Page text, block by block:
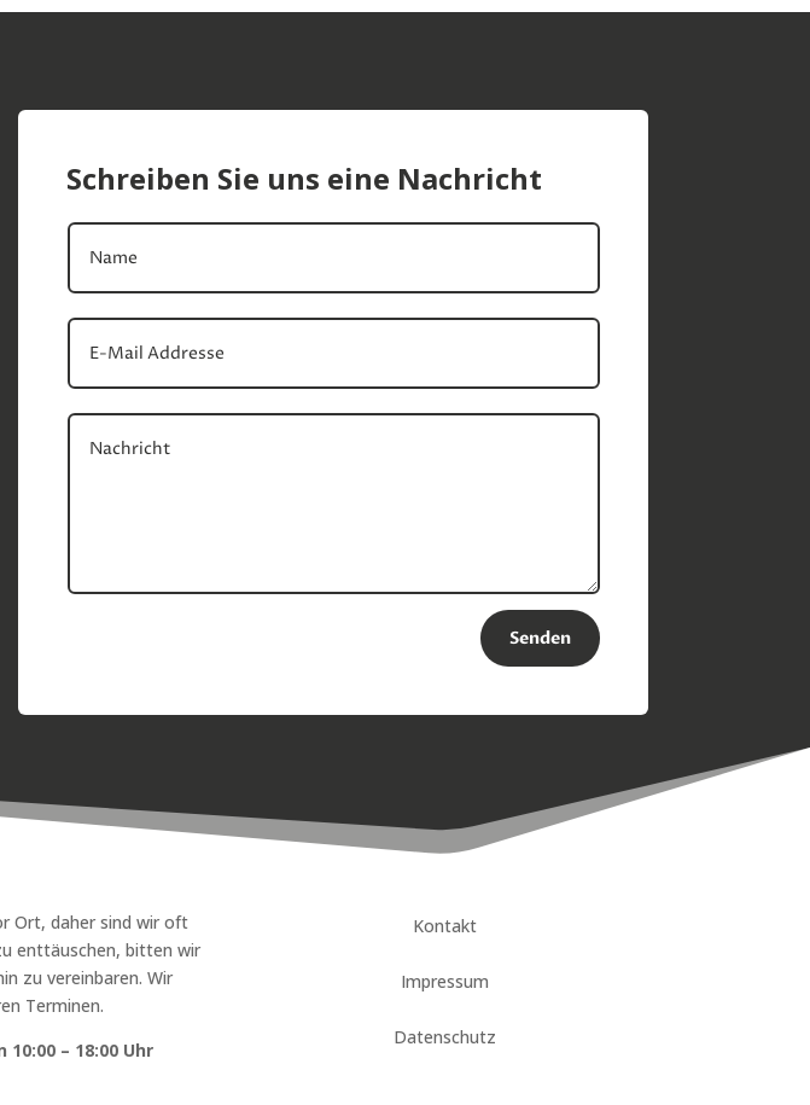
Schreiben Sie uns eine Nachricht
Senden
Ort, daher sind wir oft
enttäuschen, bitten wir
zu vereinbaren. Wir
Terminen.
– 18:00 Uhr
Kontakt
Impressum
Datenschutz